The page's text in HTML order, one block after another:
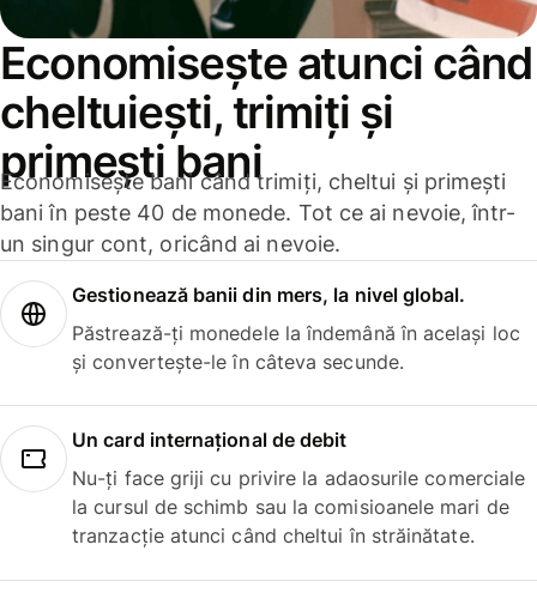
Economisește atunci când
cheltuiești, trimiți și
primești bani
Economisește bani când trimiți, cheltui și primești
bani în peste 40 de monede. Tot ce ai nevoie, într-
un singur cont, oricând ai nevoie.
Gestionează banii din mers, la nivel global.
Păstrează-ți monedele la îndemână în același loc
și convertește-le în câteva secunde.
Un card internațional de debit
Nu-ți face griji cu privire la adaosurile comerciale
la cursul de schimb sau la comisioanele mari de
tranzacție atunci când cheltui în străinătate.